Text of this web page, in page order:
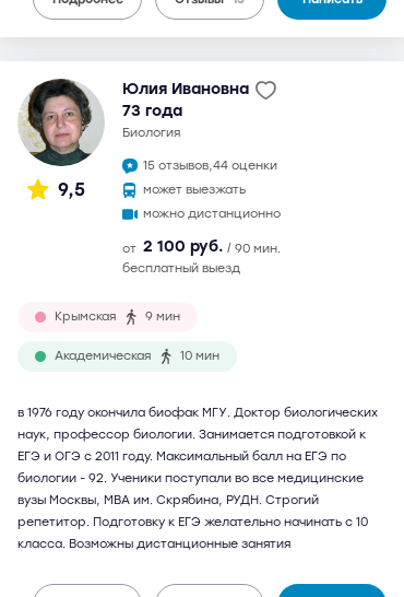
9,5
Юлия Ивановна
73 года
биология
15 отзывов,44 оценки
может выезжать
можно дистанционно
от 2 100 руб. / 90 мин.
бесплатный выезд
Крымская 9 мин
Академическая 10 мин
в 1976 году окончила биофак МГУ. Доктор биологических
наук, профессор биологии. Занимается подготовкой к
ЕГЭ и ОГЭ с 2011 году. Максимальный балл на ЕГЭ по
биологии - 92. Ученики поступали во все медицинские
вузы Москвы, МВА им. Скрябина, РУДН. Строгий
репетитор. Подготовку к ЕГЭ желательно начинать с 10
класса. Возможны дистанционные занятия